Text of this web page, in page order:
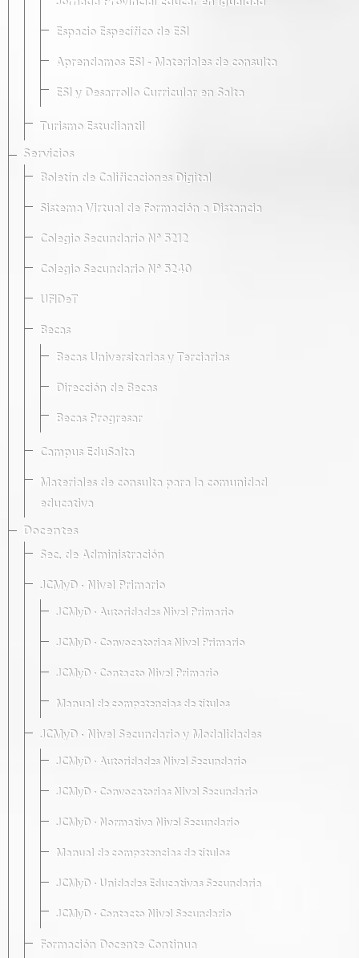
Espacio Específico de ESI
Aprendamos ESI - Materiales de consulta
ESI y Desarrollo Curricular en Salta
Turismo Estudiantil
Servicios
Boletín de Calificaciones Digital
Sistema Virtual de Formación a Distancia
Colegio Secundario Nº 5212
Colegio Secundario Nº 5240
UFIDeT
Becas
Becas Universitarias y Terciarias
Dirección de Becas
Becas Progresar
Campus EduSalta
Materiales de consulta para la comunidad
educativa
Docentes
Sec. de Administración
JCMyD · Nivel Primario
JCMyD · Autoridades Nivel Primario
JCMyD · Convocatorias Nivel Primario
JCMyD · Contacto Nivel Primario
Manual de competencias de títulos
JCMyD · Nivel Secundario y Modalidades
JCMyD · Autoridades Nivel Secundario
JCMyD · Convocatorias Nivel Secundario
JCMyD · Normativa Nivel Secundario
Manual de competencias de títulos
JCMyD · Unidades Educativas Secundaria
JCMyD · Contacto Nivel Secundario
Formación Docente Continua